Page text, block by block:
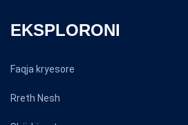
EKSPLORONI
Faqja kryesore
Rreth Nesh